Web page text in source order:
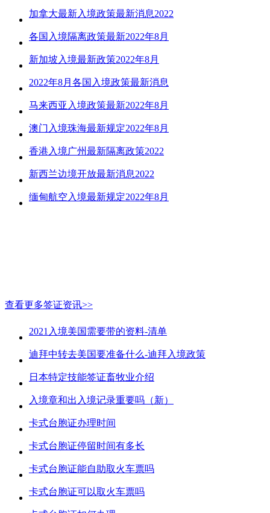
加拿大最新入境政策最新消息2022
各国入境隔离政策最新2022年8月
新加坡入境最新政策2022年8月
2022年8月各国入境政策最新消息
马来西亚入境政策最新2022年8月
澳门入境珠海最新规定2022年8月
香港入境广州最新隔离政策2022
新西兰边境开放最新消息2022
缅甸航空入境最新规定2022年8月
查看更多签证资讯>>
2021入境美国需要带的资料-清单
迪拜中转去美国要准备什么-迪拜入境政策
日本特定技能签证畜牧业介绍
入境章和出入境记录重要吗（新）
卡式台胞证办理时间
卡式台胞证停留时间有多长
卡式台胞证能自助取火车票吗
卡式台胞证可以取火车票吗